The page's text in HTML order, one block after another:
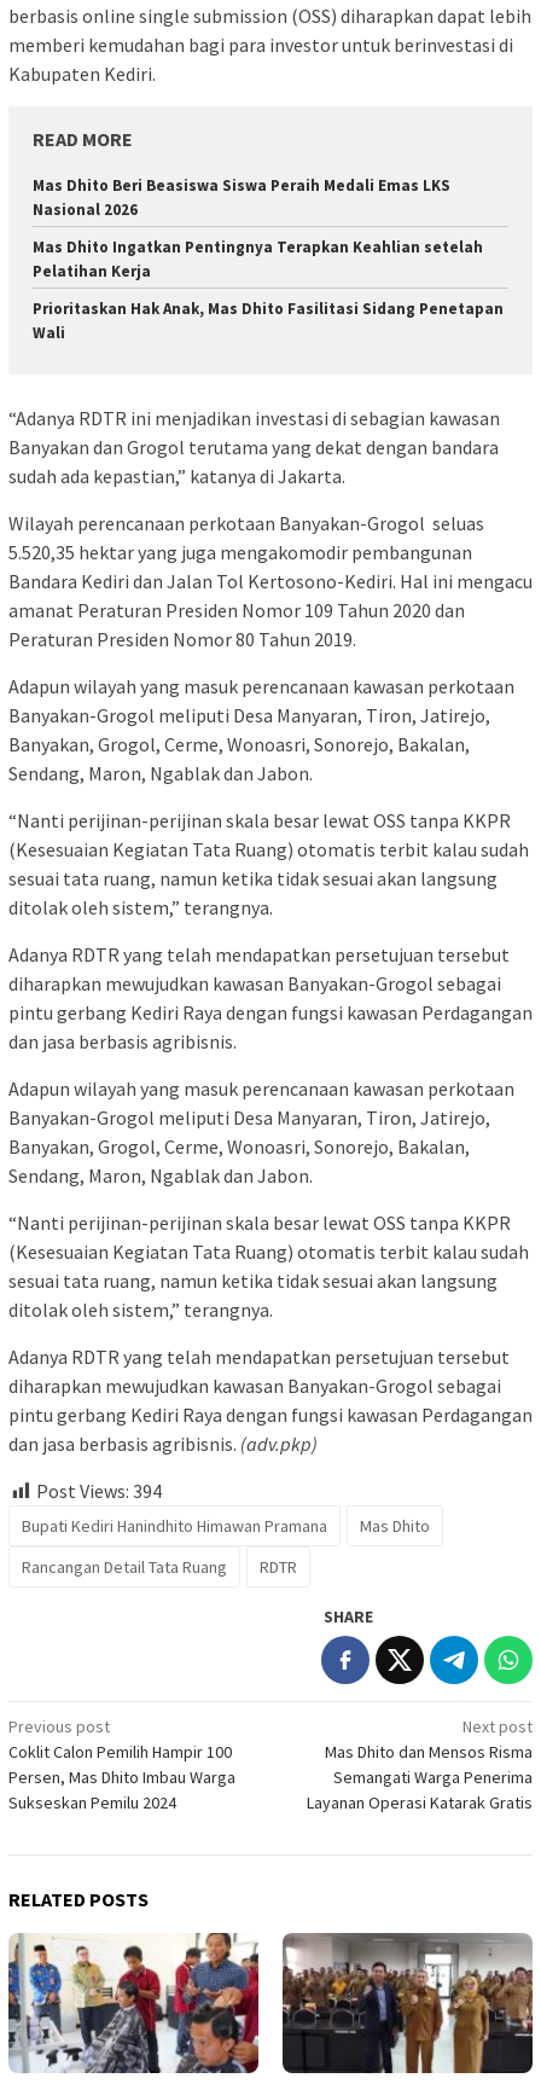
berbasis online single submission (OSS) diharapkan dapat lebih
memberi kemudahan bagi para investor untuk berinvestasi di
Kabupaten Kediri.
READ MORE
Mas Dhito Beri Beasiswa Siswa Peraih Medali Emas LKS
Nasional 2026
Mas Dhito Ingatkan Pentingnya Terapkan Keahlian setelah
Pelatihan Kerja
Prioritaskan Hak Anak, Mas Dhito Fasilitasi Sidang Penetapan
Wali
“Adanya RDTR ini menjadikan investasi di sebagian kawasan
Banyakan dan Grogol terutama yang dekat dengan bandara
sudah ada kepastian,” katanya di Jakarta.
Wilayah perencanaan perkotaan Banyakan-Grogol seluas
5.520,35 hektar yang juga mengakomodir pembangunan
Bandara Kediri dan Jalan Tol Kertosono-Kediri. Hal ini mengacu
amanat Peraturan Presiden Nomor 109 Tahun 2020 dan
Peraturan Presiden Nomor 80 Tahun 2019.
Adapun wilayah yang masuk perencanaan kawasan perkotaan
Banyakan-Grogol meliputi Desa Manyaran, Tiron, Jatirejo,
Banyakan, Grogol, Cerme, Wonoasri, Sonorejo, Bakalan,
Sendang, Maron, Ngablak dan Jabon.
“Nanti perijinan-perijinan skala besar lewat OSS tanpa KKPR
(Kesesuaian Kegiatan Tata Ruang) otomatis terbit kalau sudah
sesuai tata ruang, namun ketika tidak sesuai akan langsung
ditolak oleh sistem,” terangnya.
Adanya RDTR yang telah mendapatkan persetujuan tersebut
diharapkan mewujudkan kawasan Banyakan-Grogol sebagai
pintu gerbang Kediri Raya dengan fungsi kawasan Perdagangan
dan jasa berbasis agribisnis.
Adapun wilayah yang masuk perencanaan kawasan perkotaan
Banyakan-Grogol meliputi Desa Manyaran, Tiron, Jatirejo,
Banyakan, Grogol, Cerme, Wonoasri, Sonorejo, Bakalan,
Sendang, Maron, Ngablak dan Jabon.
“Nanti perijinan-perijinan skala besar lewat OSS tanpa KKPR
(Kesesuaian Kegiatan Tata Ruang) otomatis terbit kalau sudah
sesuai tata ruang, namun ketika tidak sesuai akan langsung
ditolak oleh sistem,” terangnya.
Adanya RDTR yang telah mendapatkan persetujuan tersebut
diharapkan mewujudkan kawasan Banyakan-Grogol sebagai
pintu gerbang Kediri Raya dengan fungsi kawasan Perdagangan
dan jasa berbasis agribisnis. (adv.pkp)
Post Views: 394
Bupati Kediri Hanindhito Himawan Pramana
Mas Dhito
Rancangan Detail Tata Ruang
RDTR
SHARE
Post
navigation
Previous post
Coklit Calon Pemilih Hampir 100
Persen, Mas Dhito Imbau Warga
Sukseskan Pemilu 2024
Next post
Mas Dhito dan Mensos Risma
Semangati Warga Penerima
Layanan Operasi Katarak Gratis
RELATED POSTS